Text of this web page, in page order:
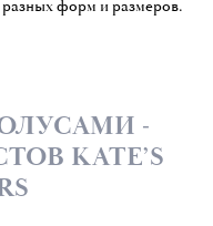
разных форм и размеров.
-
KATE’S